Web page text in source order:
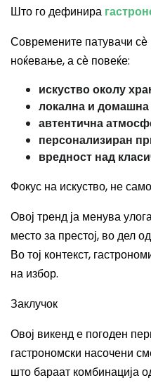
Што го дефинира
Современите патувачи
ноќевање, а сѐ повеќе:
искуство околу
локална и домашна
автентична
персонализиран
вредност над
Фокус на искуство, не
Овој тренд ја менува
место за престој, во дел
Во тој контекст,
на избор.
Заклучок
Овој викенд е погоден
гастрономски насочени
што бараат комбинација